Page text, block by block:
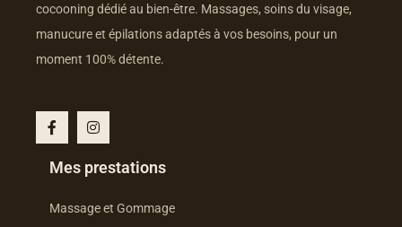
cocooning dédié au bien-être. Massages, soins du visage,
manucure et épilations adaptés à vos besoins, pour un
moment 100% détente.
F
a
c
e
b
o
k
n
s
a
r
a
Mes prestations
Massage et Gommage